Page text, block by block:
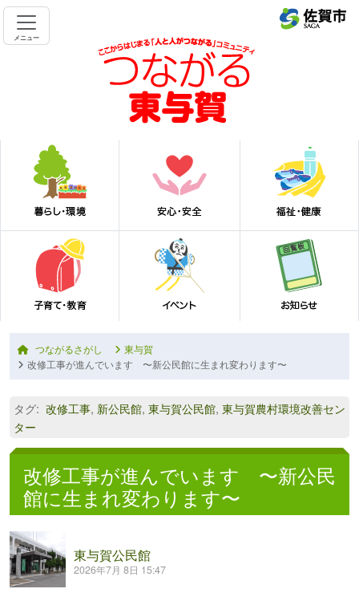
メニュー
つながるさがし
東与賀
改修工事が進んでいます 〜新公民館に生まれ変わります〜
タグ: 改修工事, 新公民館, 東与賀公民館, 東与賀農村環境改善セン
ター
改修工事が進んでいます 〜新公民
館に生まれ変わります〜
東与賀公民館
2026年7月 8日 15:47